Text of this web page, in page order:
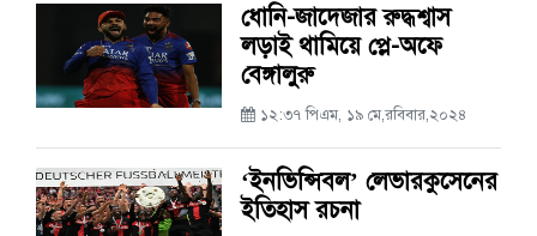
ধোনি-জাদেজার রুদ্ধশ্বাস
লড়াই থামিয়ে প্লে-অফে
বেঙ্গালুরু
১২:৩৭ পিএম, ১৯ মে,রবিবার,২০২৪
‘ইনভিন্সিবল’ লেভারকুসেনের
ইতিহাস রচনা